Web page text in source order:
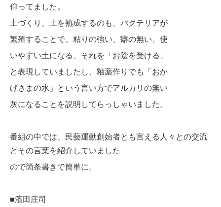
仰ってました。
土づくり、土を熟成するのも、バクテリアが
繁殖することで、粘りの強い、癖の無い、使
いやすい土になる、それを「お陰を受ける」
と表現していましたし、釉薬作りでも「おか
げさまの水」という言い方でアルカリの無い
灰になることを説明してらっしゃいました。
番組の中では、民藝運動創始者とも言える人々との交流
とその言葉を紹介していました
ので箇条書きで簡単に。
■濱田庄司